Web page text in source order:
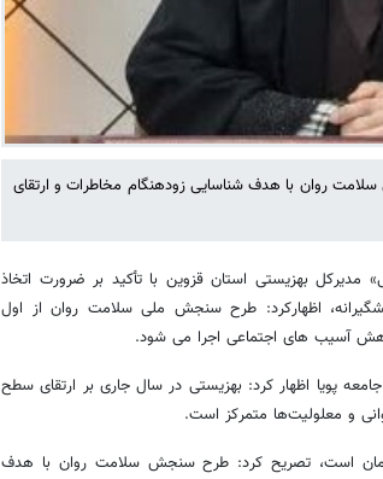
روان با هدف شناسایی زودهنگام مخاطرات و ارتقای
مدیرکل بهزیستی استان قزوین با تأکید بر ضرورت اتخاذ
اظهارکرد: طرح سنجش ملی سلامت روان از اول
پویا اظهار کرد: بهزیستی در سال جاری بر ارتقای سطح
و معلولیت‌ها متمرکز است.
درمان است، تصریح کرد: طرح سنجش سلامت روان با هدف